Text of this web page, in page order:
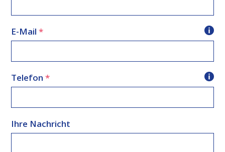
E-Mail *
Telefon *
Ihre Nachricht